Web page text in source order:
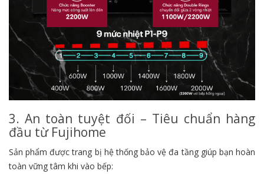
3. An toàn tuyệt đối – Tiêu chuẩn hàng
đầu từ Fujihome
Sản phẩm được trang bị hệ thống bảo vệ đa tầng giúp bạn hoàn
toàn vững tâm khi vào bếp: